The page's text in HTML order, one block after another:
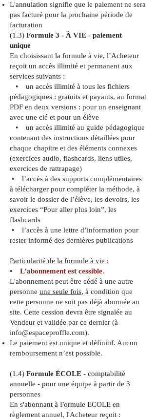
L'annulation signifie que le paiement ne sera
pas facturé pour la prochaine période de
facturation
(1.3) Formule 3 - À VIE - paiement
unique
En choisissant la formule à vie, l’Acheteur
reçoit un accès illimité et permanent aux
services suivants :
• un accès illimité à tous les fichiers
pédagogiques : gratuits et payants, au format
PDF en deux versions : pour un enseignant
avec une clé et pour un élève
• un accès illimité au guide pédagogique
contenant des instructions détaillées pour
chaque chapitre et des éléments connexes
(exercices audio, flashcards, liens utiles,
exercices de rattrapage)
• l’accès à des supports complémentaires
à télécharger pour compléter la méthode, à
savoir le dossier de l’élève, les devoirs, les
exercices “Pour aller plus loin”, les
flashcards
• l’accès à une lettre d’information pour
rester informé des dernières publications
Particularité de la formule à vie :
• L’abonnement est cessible.
L'abonnement peut être cédé à une autre
personne une seule fois, à condition que
cette personne ne soit pas déjà abonnée au
site. Cette cession devra être signalée au
Vendeur et validée par ce dernier (à
info@espaceproffle.com).
Le paiement est unique et définitif. Aucun
remboursement n’est possible.
(1.4) Formule ÉCOLE - comptabilité
annuelle - pour une équipe à partir de 3
personnes
En s'abonnant à Formule ECOLE en
règlement annuel, l'Acheteur reçoit :